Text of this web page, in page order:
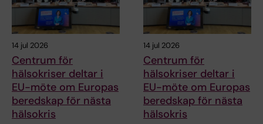
14 jul 2026
Centrum för
hälsokriser deltar i
EU-möte om Europas
beredskap för nästa
hälsokris
14 jul 2026
Centrum för
hälsokriser deltar i
EU-möte om Europas
beredskap för nästa
hälsokris